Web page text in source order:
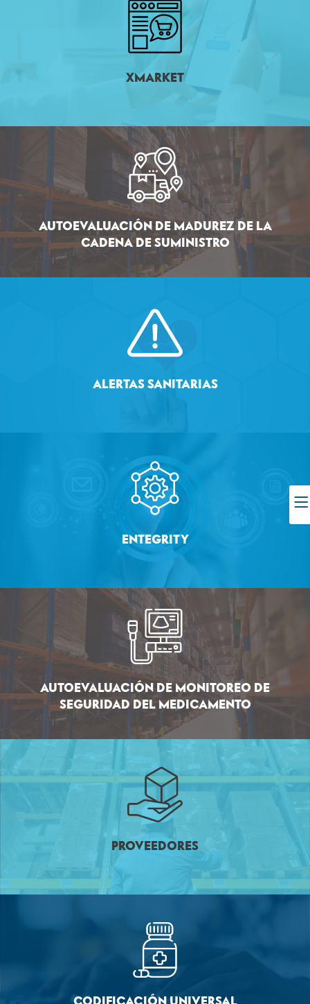
XMARKET
AUTOEVALUACIÓN DE MADUREZ DE LA
CADENA DE SUMINISTRO
ALERTAS SANITARIAS
ENTEGRITY
AUTOEVALUACIÓN DE MONITOREO DE
SEGURIDAD DEL MEDICAMENTO
PROVEEDORES